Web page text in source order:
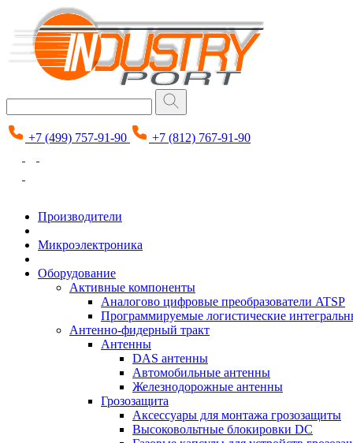
+7 (499) 757-91-90 +7 (812) 767-91-90
Производители
Микроэлектроника
Оборудование
Активные компоненты
Аналогово цифровые преобразователи ATSP
Программируемые логистические
Антенно-фидерный тракт
Антенны
DAS антенны
Автомобильные антенны
Железнодорожные антенны
Грозозащита
Аксессуары для монтажа грозозащиты
Высоковольтные блокировки DC